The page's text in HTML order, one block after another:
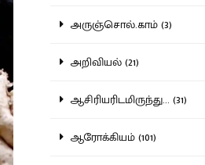
அருஞ்சொல்.காம் (3)
அறிவியல் (21)
ஆசிரியரிடமிருந்து... (31)
ஆரோக்கியம் (101)